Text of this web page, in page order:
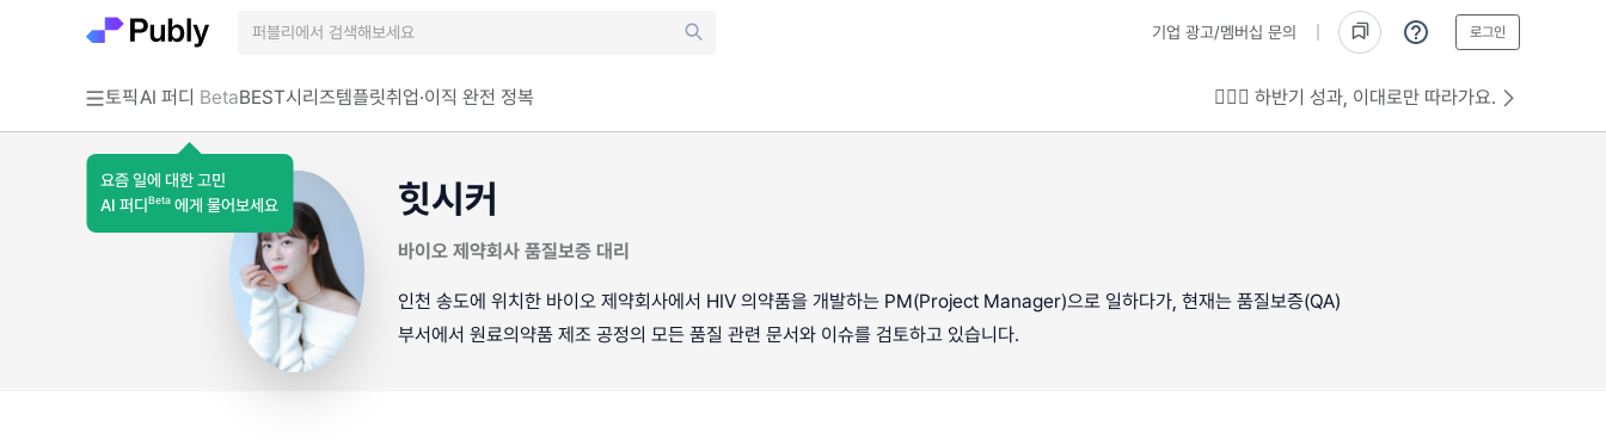
기업 광고/멤버십 문의 로그인
토픽AI 퍼디 Beta
요즘 일에 대한 고민
AI 퍼디 Beta 에게 물어보세요
BEST시리즈템플릿취업·이직 완전 정복 💁🏻‍♂️ 하반기 성과, 이대로만 따라가요.
힛시커
바이오 제약회사 품질보증 대리
인천 송도에 위치한 바이오 제약회사에서 HIV 의약품을 개발하는 PM(Project Manager)으로 일하다가, 현재는 품질보증(QA)
부서에서 원료의약품 제조 공정의 모든 품질 관련 문서와 이슈를 검토하고 있습니다.